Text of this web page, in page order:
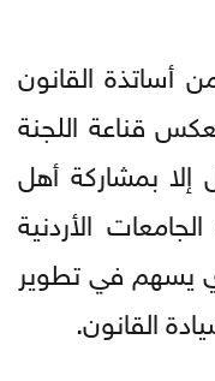
أساتذة القانون
قناعة اللجنة
إلا بمشاركة أهل
الأردنية
يسهم في تطوير
القانون.